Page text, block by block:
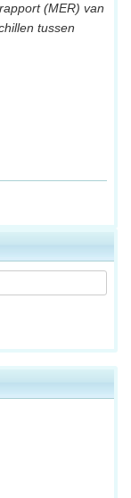
(MER) van
tussen